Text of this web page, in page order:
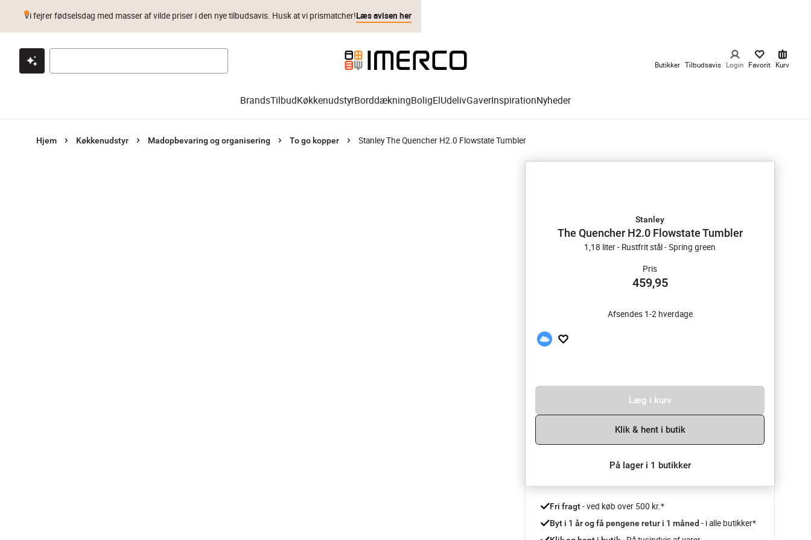
Klik & hent Byt i 1 år Prismatch
Vi fejrer fødselsdag med masser af vilde priser i den nye tilbudsavis. Husk at vi prismatcher!Læs avisen her
Butikker Tilbudsavis Login Favorit Kurv
BrandsTilbudKøkkenudstyrBorddækningBoligElUdelivGaverInspirationNyheder
Hjem Køkkenudstyr Madopbevaring og organisering To go kopper Stanley The Quencher H2.0 Flowstate Tumbler
Stanley
The Quencher H2.0 Flowstate Tumbler
1,18 liter - Rustfrit stål - Spring green
Pris
459,95
Afsendes 1-2 hverdage
Læg i kurv
Klik & hent i butik
På lager i 1 butikker
Fri fragt - ved køb over 500 kr.*
Byt i 1 år og få pengene retur i 1 måned - i alle butikker*